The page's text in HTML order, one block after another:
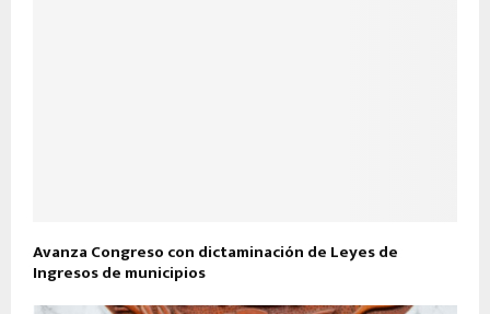
Avanza Congreso con dictaminación de Leyes de
Ingresos de municipios